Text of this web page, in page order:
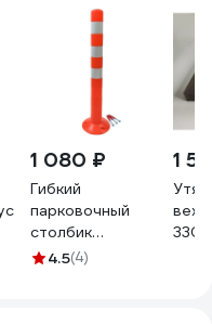
1 080 ₽
Гибкий
парковочный
столбик
ТЕХНОЛОГИЯ
4.5(4)
1